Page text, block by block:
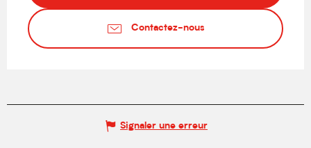
Contactez-nous
Signaler une erreur